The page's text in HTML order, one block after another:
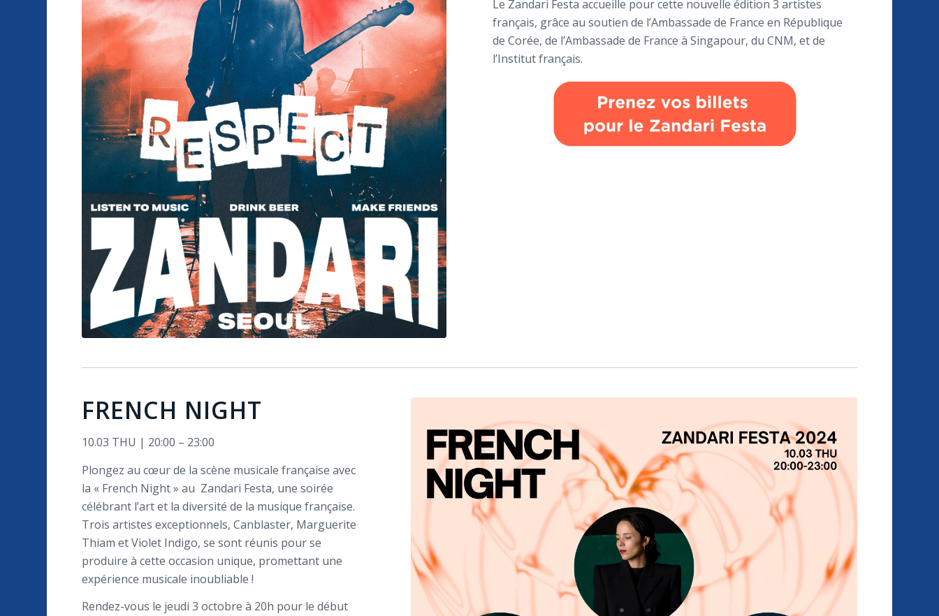
Le Zandari Festa accueille pour cette nouvelle édition 3 artistes
français, grâce au soutien de l’Ambassade de France en République
de Corée, de l’Ambassade de France à Singapour, du CNM, et de
l’Institut français.
FRENCH NIGHT
10.03 THU | 20:00 – 23:00
Plongez au cœur de la scène musicale française avec
la « French Night » au Zandari Festa, une soirée
célébrant l’art et la diversité de la musique française.
Trois artistes exceptionnels, Canblaster, Marguerite
Thiam et Violet Indigo, se sont réunis pour se
produire à cette occasion unique, promettant une
expérience musicale inoubliable !
Rendez-vous le jeudi 3 octobre à 20h pour le début